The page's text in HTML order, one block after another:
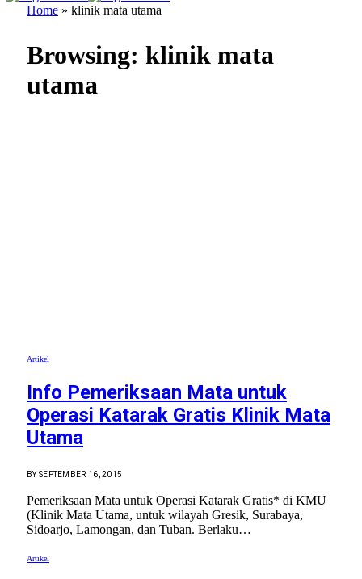
Home » klinik mata utama
Browsing: klinik mata
utama
Artikel
Info Pemeriksaan Mata untuk
Operasi Katarak Gratis Klinik Mata
Utama
BY SEPTEMBER 16, 2015
Pemeriksaan Mata untuk Operasi Katarak Gratis* di KMU
(Klinik Mata Utama, untuk wilayah Gresik, Surabaya,
Sidoarjo, Lamongan, dan Tuban. Berlaku…
Artikel